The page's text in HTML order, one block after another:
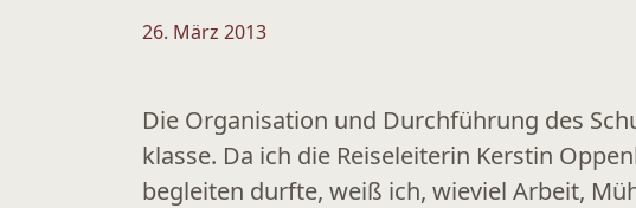
26. März 2013
Die Organisation und Durchführung des
klasse. Da ich die Reiseleiterin Kerstin
begleiten durfte, weiß ich, wieviel Arbeit,